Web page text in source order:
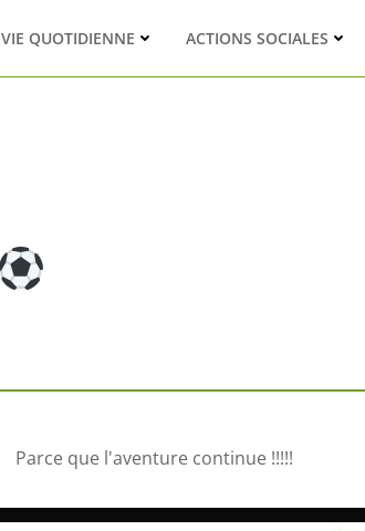
VIE QUOTIDIENNE ACTIONS SOCIALES
Parce que l'aventure continue !!!!!